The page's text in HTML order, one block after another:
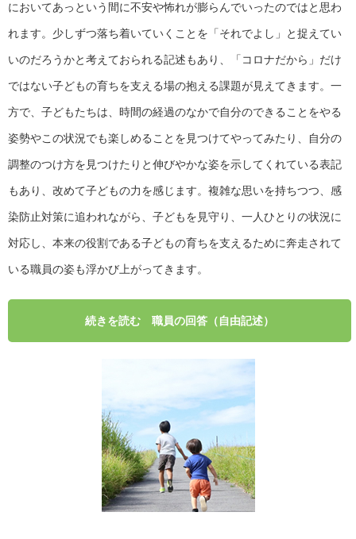
においてあっという間に不安や怖れが膨らんでいったのではと思わ
れます。少しずつ落ち着いていくことを「それでよし」と捉えてい
いのだろうかと考えておられる記述もあり、「コロナだから」だけ
ではない子どもの育ちを支える場の抱える課題が見えてきます。一
方で、子どもたちは、時間の経過のなかで自分のできることをやる
姿勢やこの状況でも楽しめることを見つけてやってみたり、自分の
調整のつけ方を見つけたりと伸びやかな姿を示してくれている表記
もあり、改めて子どもの力を感じます。複雑な思いを持ちつつ、感
染防止対策に追われながら、子どもを見守り、一人ひとりの状況に
対応し、本来の役割である子どもの育ちを支えるために奔走されて
いる職員の姿も浮かび上がってきます。
職員の回答（自由記述）